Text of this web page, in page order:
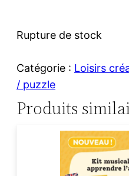
Rupture de stock
Catégorie : Loisirs
/ puzzle
Produits